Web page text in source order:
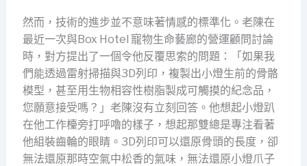
然而，技術的進步並不意味著情感的標準化。老陳在
最近一次與Box Hotel 寵物生命藝廊的營運顧問討論
時，對方提出了一個令他反覆思索的問題：「如果我
們能透過雷射掃描與3D列印，複製出小燈生前的骨骼
模型，甚至用生物相容性樹脂製成可觸摸的紀念品，
您願意接受嗎？」老陳沒有立刻回答。他想起小燈趴
在他工作檯旁打呼嚕的樣子，想起那雙總是專注看著
他組裝齒輪的眼睛。3D列印可以還原骨頭的長度，卻
無法還原那時空氣中松香的氣味，無法還原小燈爪子